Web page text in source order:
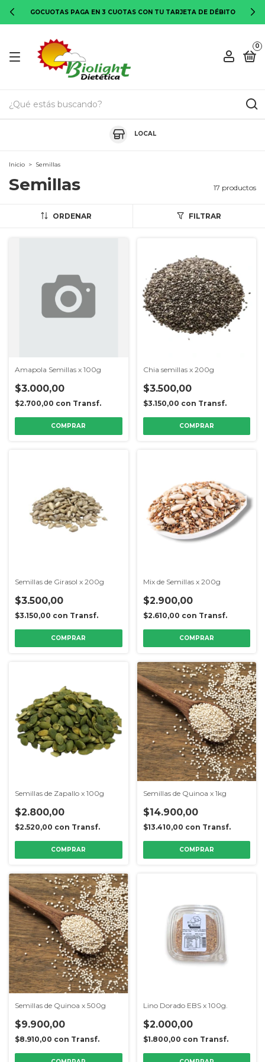
GOCUOTAS PAGA EN 3 CUOTAS CON TU TARJETA DE DÉBITO
0
LOCAL
Inicio > Semillas
Semillas 17 productos
ORDENAR FILTRAR
Amapola Semillas x 100g
$3.000,00
$2.700,00 con Transf.
Chia semillas x 200g
$3.500,00
$3.150,00 con Transf.
Semillas de Girasol x 200g
$3.500,00
$3.150,00 con Transf.
Mix de Semillas x 200g
$2.900,00
$2.610,00 con Transf.
Semillas de Zapallo x 100g
$2.800,00
$2.520,00 con Transf.
Semillas de Quinoa x 1kg
$14.900,00
$13.410,00 con Transf.
Semillas de Quinoa x 500g
$9.900,00
$8.910,00 con Transf.
Lino Dorado EBS x 100g.
$2.000,00
$1.800,00 con Transf.